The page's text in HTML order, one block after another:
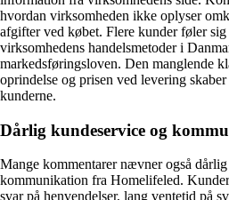
hvordan virksomheden ikke oplyser
afgifter ved købet. Flere kunder føler
virksomhedens handelsmetoder i
markedsføringsloven. Den manglende
oprindelse og prisen ved levering
kunderne.
Dårlig kundeservice og
Mange kommentarer nævner også
kommunikation fra Homelifeled.
svar på henvendelser, lang ventetid på